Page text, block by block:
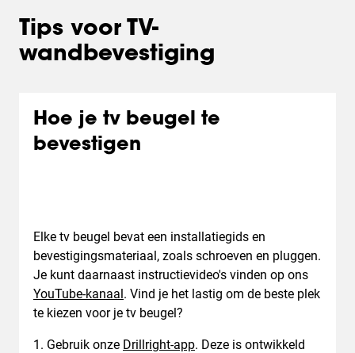
Tips voor TV-
wandbevestiging
Hoe je tv beugel te
bevestigen
Elke tv beugel bevat een installatiegids en
bevestigingsmateriaal, zoals schroeven en pluggen.
Je kunt daarnaast instructievideo's vinden op ons
YouTube-kanaal. Vind je het lastig om de beste plek
te kiezen voor je tv beugel?
1. Gebruik onze Drillright-app. Deze is ontwikkeld